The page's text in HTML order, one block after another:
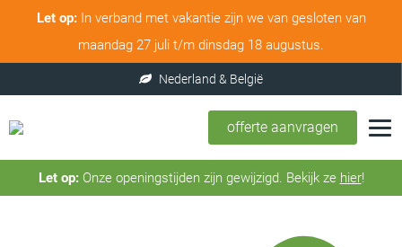
Let op:In verband met vakantie zijn we van gesloten van
maandag 27 juli t/m dinsdag 18 augustus.
offerte aanvragen
Let op:Onze openingstijden zijn gewijzigd. Bekijk ze hier!